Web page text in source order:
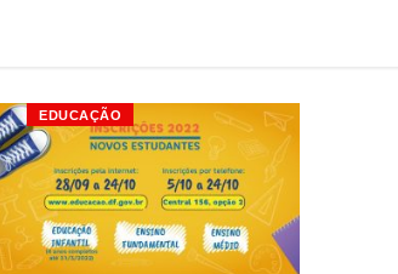
EDUCAÇÃO